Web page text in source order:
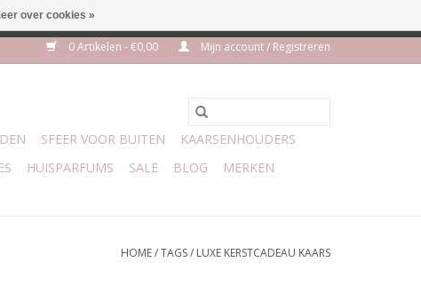
0 Artikelen - €0,00 Mijn account / Registreren
SFEER VOOR BUITEN
KAARSENHOUDERS
HUISPARFUMS SALE BLOG MERKEN
HOME/TAGS/ LUXE KERSTCADEAU KAARS
over cookies »
3 aug VAKANTIE